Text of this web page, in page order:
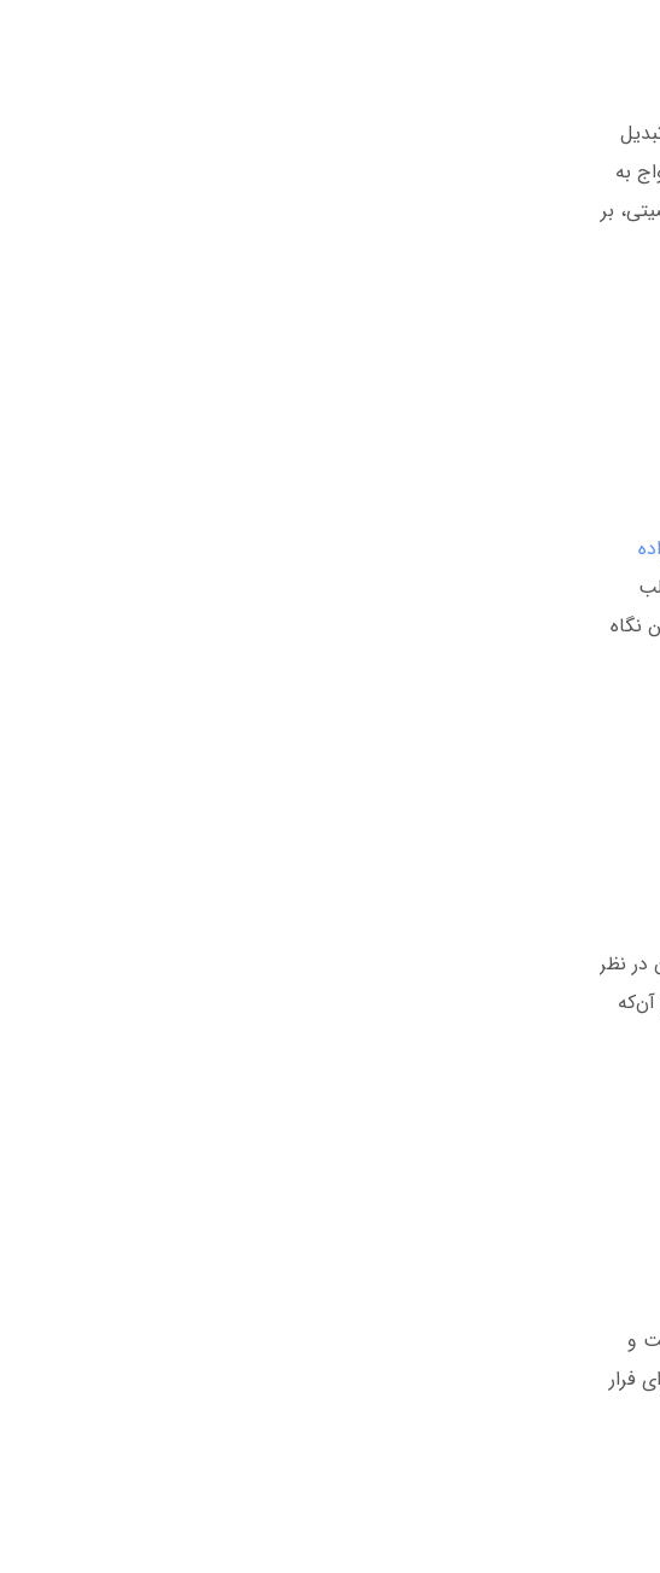
به
بر
نگاه
در نظر
و
فرار